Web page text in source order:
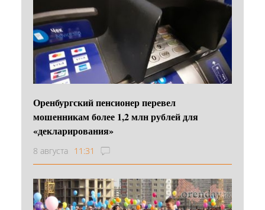
Оренбургский пенсионер перевел
мошенникам более 1,2 млн рублей для
«декларирования»
8 августа 11:31